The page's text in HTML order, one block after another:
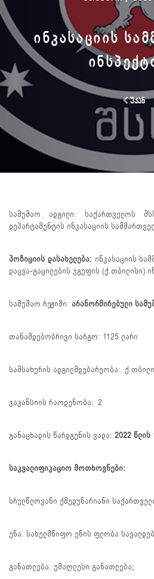
ᲘᲜᲙᲐᲡᲐᲪᲘᲘᲡ
უკან
სამუშაო ადგილი: საქართველოს
დეპარტამენტის ინკასაციის
პოზიციის დასახელება: ინკასაციის
დაცვა-გაცილების ჯგუფის (ქ.თბილისი)
სამუშაო რეჟიმი: არანორმირებული
თანამდებობრივი
სამსახურის ადგილმდებარეობა:
ვაკანსიის რაოდენობა: 2
განაცხადის წარდგენის ვადა: 2022 წლის
საკვალიფიკაციო მოთხოვნები:
სრულწლოვანი ქმედუნარიანი
ენა: სახელმწიფო ენის ფლობა
განათლება: უმაღლესი განათლება;